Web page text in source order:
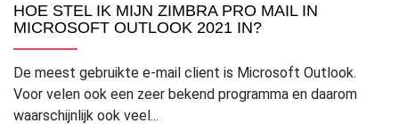
HOE STEL IK MIJN ZIMBRA PRO MAIL IN
MICROSOFT OUTLOOK 2021 IN?
De meest gebruikte e-mail client is Microsoft Outlook.
Voor velen ook een zeer bekend programma en daarom
waarschijnlijk ook veel...